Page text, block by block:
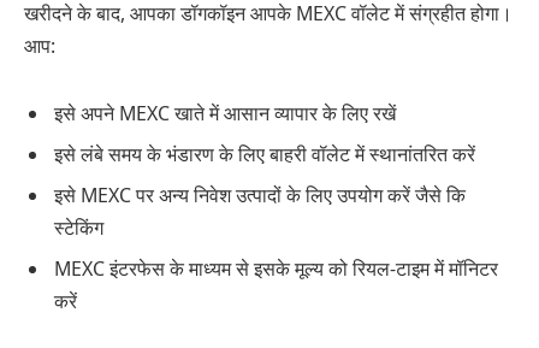
खरीदने के बाद, आपका डॉगकॉइन आपके MEXC वॉलेट में संग्रहीत होगा।
आप:
इसे अपने MEXC खाते में आसान व्यापार के लिए रखें
इसे लंबे समय के भंडारण के लिए बाहरी वॉलेट में स्थानांतरित करें
इसे MEXC पर अन्य निवेश उत्पादों के लिए उपयोग करें जैसे कि
स्टेकिंग
MEXC इंटरफेस के माध्यम से इसके मूल्य को रियल-टाइम में मॉनिटर
करें